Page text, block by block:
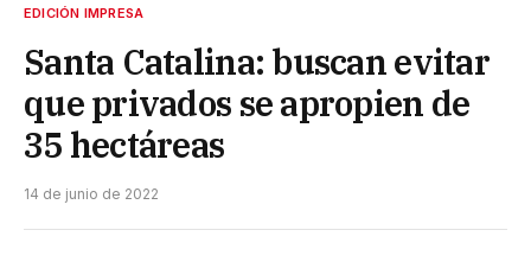
EDICIÓN IMPRESA
Santa Catalina: buscan evitar
que privados se apropien de
35 hectáreas
14 de junio de 2022